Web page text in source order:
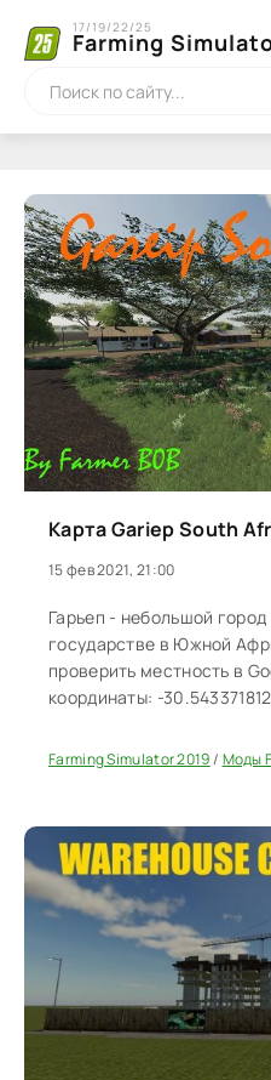
Farming
17/19/22/25
Карта Gariep South
15 фев 2021, 21:00
Гарьеп - небольшой
государстве в Южной
проверить местность в
координаты: -
Farming Simulator 2019/ Моды